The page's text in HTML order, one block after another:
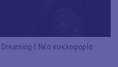
| Νέα κυκλοφορία